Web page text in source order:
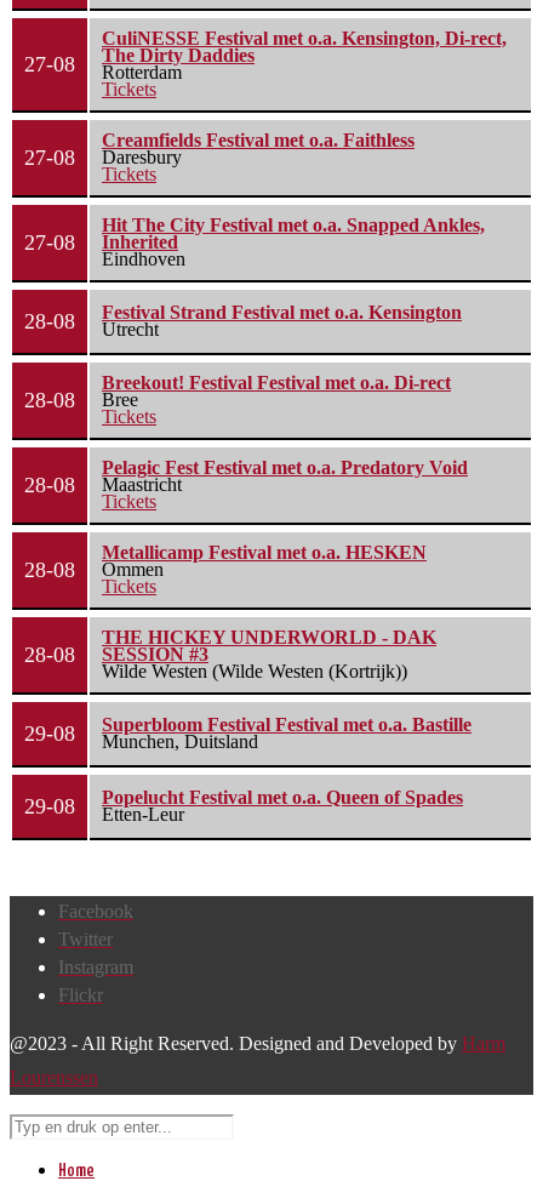
27-08
CuliNESSE Festival met o.a. Kensington, Di-rect,
The Dirty Daddies
Rotterdam
Tickets
27-08
Creamfields Festival met o.a. Faithless
Daresbury
Tickets
27-08
Hit The City Festival met o.a. Snapped Ankles,
Inherited
Eindhoven
28-08
Festival Strand Festival met o.a. Kensington
Utrecht
28-08
Breekout! Festival Festival met o.a. Di-rect
Bree
Tickets
28-08
Pelagic Fest Festival met o.a. Predatory Void
Maastricht
Tickets
28-08
Metallicamp Festival met o.a. HESKEN
Ommen
Tickets
28-08
THE HICKEY UNDERWORLD - DAK
SESSION #3
Wilde Westen (Wilde Westen (Kortrijk))
29-08
Superbloom Festival Festival met o.a. Bastille
Munchen, Duitsland
29-08
Popelucht Festival met o.a. Queen of Spades
Etten-Leur
Facebook
Twitter
Instagram
Flickr
@2023 - All Right Reserved. Designed and Developed by Harm
Lourenssen
Home